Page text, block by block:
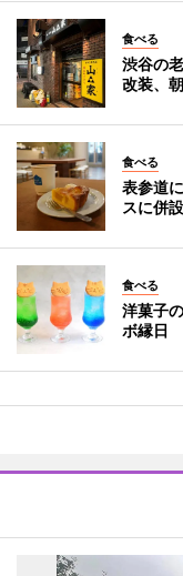
食べる
渋谷の
改装、
食べる
表参道
スに併設
食べる
洋菓子
ボ縁日